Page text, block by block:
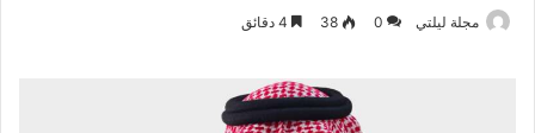
مجلة ليلتي 0
38